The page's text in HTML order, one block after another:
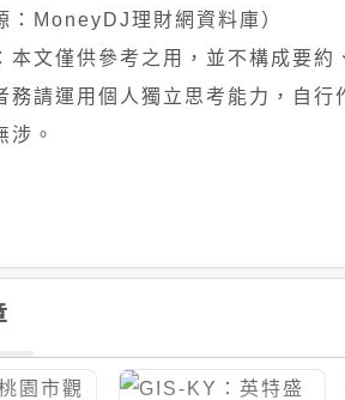
：MoneyDJ理財網資料庫）
本文僅供參考之用，並不構成要
務請運用個人獨立思考能力，自
涉。